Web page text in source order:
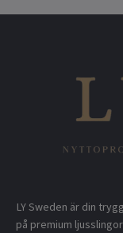
LY Sweden är din
på premium